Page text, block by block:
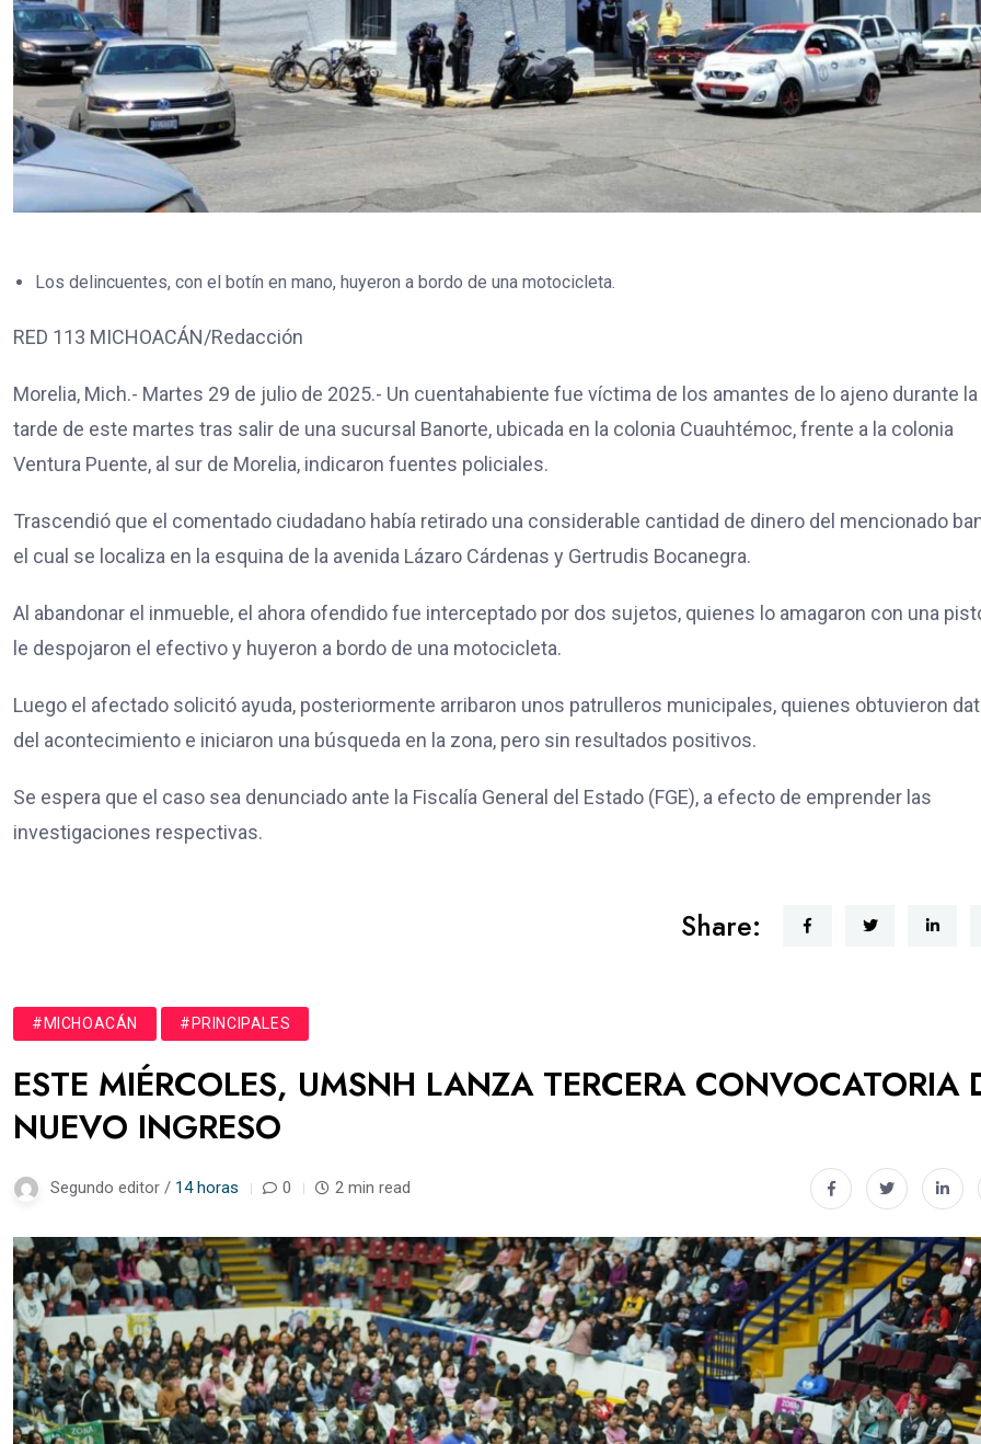
Los delincuentes, con el botín en mano, huyeron a bordo de una motocicleta.
RED 113 MICHOACÁN/Redacción
Morelia, Mich.- Martes 29 de julio de 2025.- Un cuentahabiente fue víctima de los amantes de lo ajeno durante la
tarde de este martes tras salir de una sucursal Banorte, ubicada en la colonia Cuauhtémoc, frente a la colonia
Ventura Puente, al sur de Morelia, indicaron fuentes policiales.
Trascendió que el comentado ciudadano había retirado una considerable cantidad de dinero del mencionado
el cual se localiza en la esquina de la avenida Lázaro Cárdenas y Gertrudis Bocanegra.
Al abandonar el inmueble, el ahora ofendido fue interceptado por dos sujetos, quienes lo amagaron con una
le despojaron el efectivo y huyeron a bordo de una motocicleta.
Luego el afectado solicitó ayuda, posteriormente arribaron unos patrulleros municipales, quienes obtuvieron
del acontecimiento e iniciaron una búsqueda en la zona, pero sin resultados positivos.
Se espera que el caso sea denunciado ante la Fiscalía General del Estado (FGE), a efecto de emprender las
investigaciones respectivas.
Share:
#MICHOACÁN #PRINCIPALES
ESTE MIÉRCOLES, UMSNH LANZA TERCERA CONVOCATORIA
NUEVO INGRESO
Segundo editor / 14 horas 0 2 min read